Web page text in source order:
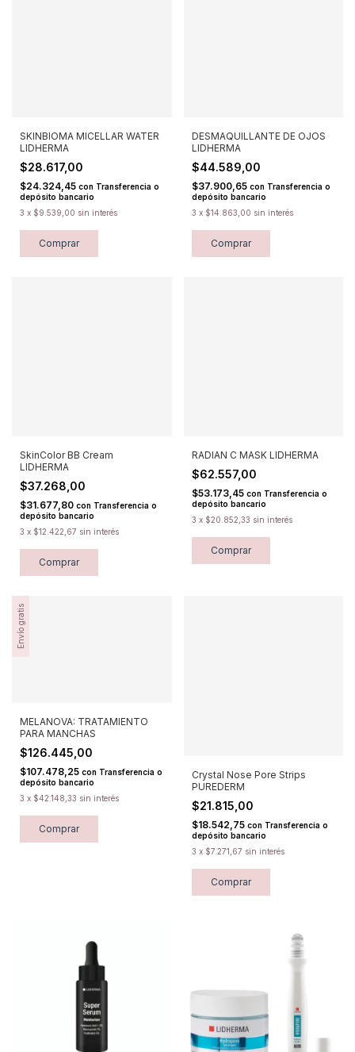
SKINBIOMA MICELLAR WATER
LIDHERMA
$28.617,00
$24.324,45 con Transferencia o
depósito bancario
3 x $9.539,00 sin interés
Comprar
DESMAQUILLANTE DE OJOS
LIDHERMA
$44.589,00
$37.900,65 con Transferencia o
depósito bancario
3 x $14.863,00 sin interés
Comprar
SkinColor BB Cream
LIDHERMA
$37.268,00
$31.677,80 con Transferencia o
depósito bancario
3 x $12.422,67 sin interés
Comprar
RADIAN C MASK LIDHERMA
$62.557,00
$53.173,45 con Transferencia o
depósito bancario
3 x $20.852,33 sin interés
Comprar
Envío gratis
MELANOVA: TRATAMIENTO
PARA MANCHAS
$126.445,00
$107.478,25 con Transferencia o
depósito bancario
3 x $42.148,33 sin interés
Crystal Nose Pore Strips
PUREDERM
$21.815,00
$18.542,75 con Transferencia o
depósito bancario
3 x $7.271,67 sin interés